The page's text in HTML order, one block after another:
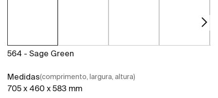
564 - Sage Green
Medidas(comprimento, largura, altura)
705 x 460 x 583 mm